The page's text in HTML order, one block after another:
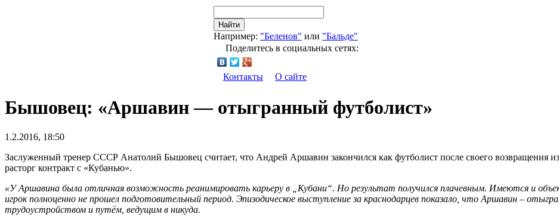
Найти
Например: "Беленов" или "Бальде"
Поделитесь в социальных сетях:
Контакты О сайте
Бышовец: «Аршавин — отыгранный футболист»
1.2.2016, 18:50
Заслуженный тренер СССР Анатолий Бышовец считает, что Андрей Аршавин закончился как футболист после своего возвращения
расторг контракт с «Кубанью».
«У Аршавина была отличная возможность реанимировать карьеру в „Кубани“. Но результат получился плачевным. Имеются и
игрок полноценно не прошел подготовительный период. Эпизодическое выступление за краснодарцев показало, что Аршавин –
трудоустройством и путём, ведущим в никуда.